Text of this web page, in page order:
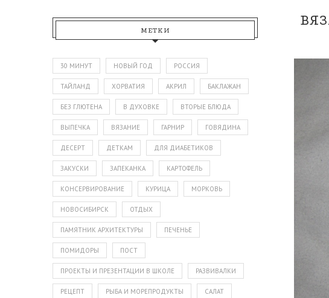
МЕТКИ
30 МИНУТ НОВЫЙ ГОД РОССИЯ
ТАЙЛАНД ХОРВАТИЯ АКРИЛ БАКЛАЖАН
БЕЗ ГЛЮТЕНА В ДУХОВКЕ ВТОРЫЕ БЛЮДА
ВЫПЕЧКА ВЯЗАНИЕ ГАРНИР ГОВЯДИНА
ДЕСЕРТ ДЕТКАМ ДЛЯ ДИАБЕТИКОВ
ЗАКУСКИ ЗАПЕКАНКА КАРТОФЕЛЬ
КОНСЕРВИРОВАНИЕ КУРИЦА МОРКОВЬ
НОВОСИБИРСК ОТДЫХ
ПАМЯТНИК АРХИТЕКТУРЫ ПЕЧЕНЬЕ
ПОМИДОРЫ ПОСТ
ПРОЕКТЫ И ПРЕЗЕНТАЦИИ В ШКОЛЕ РАЗВИВАЛКИ
РЕЦЕПТ РЫБА И МОРЕПРОДУКТЫ САЛАТ